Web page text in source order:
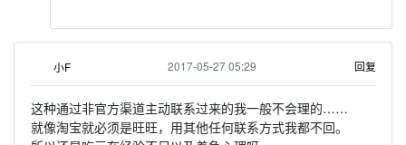
小F 2017-05-27 05:29 回复
这种通过非官方渠道主动联系过来的我一般不会理的……
就像淘宝就必须是旺旺，用其他任何联系方式我都不回。